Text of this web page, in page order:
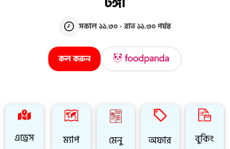
সকাল ১১.৩০ - রাত ১১.৩০ পর্যন্ত
কল করুন
এড্রেস ম্যাপ মেনু অফার বুকিং